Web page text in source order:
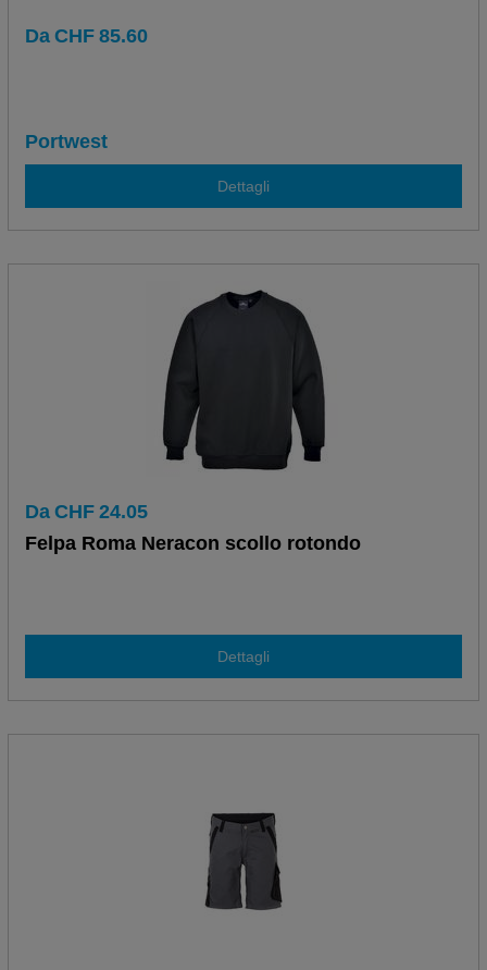
Da CHF 85.60
Portwest
Dettagli
Da CHF 24.05
Felpa Roma Neracon scollo rotondo
Dettagli